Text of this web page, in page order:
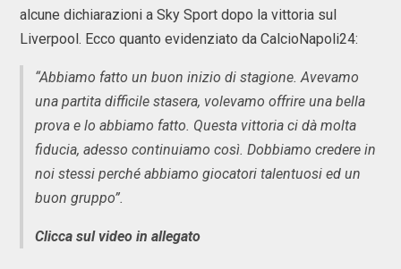
alcune dichiarazioni a Sky Sport dopo la vittoria sul
Liverpool. Ecco quanto evidenziato da CalcioNapoli24:
“Abbiamo fatto un buon inizio di stagione. Avevamo
una partita difficile stasera, volevamo offrire una bella
prova e lo abbiamo fatto. Questa vittoria ci dà molta
fiducia, adesso continuiamo così. Dobbiamo credere in
noi stessi perché abbiamo giocatori talentuosi ed un
buon gruppo”.
Clicca sul video in allegato